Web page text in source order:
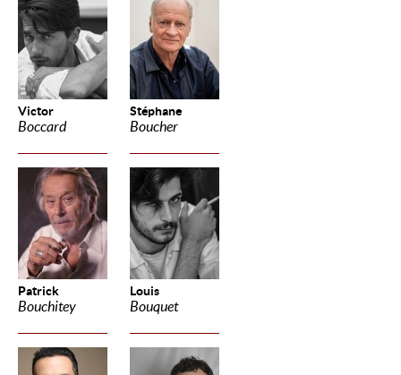
Victor
Boccard
Stéphane
Boucher
Patrick
Bouchitey
Louis
Bouquet